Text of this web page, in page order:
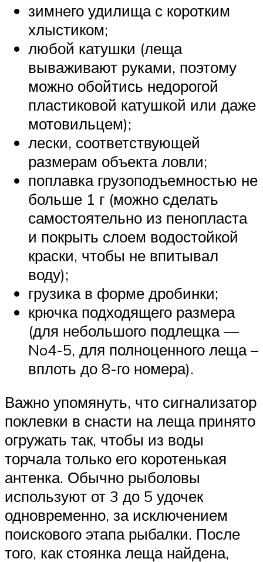
зимнего удилища с коротким
хлыстиком;
любой катушки (леща
вываживают руками, поэтому
можно обойтись недорогой
пластиковой катушкой или даже
мотовильцем);
лески, соответствующей
размерам объекта ловли;
поплавка грузоподъемностью не
больше 1 г (можно сделать
самостоятельно из пенопласта
и покрыть слоем водостойкой
краски, чтобы не впитывал
воду);
грузика в форме дробинки;
крючка подходящего размера
(для небольшого подлещка —
No4-5, для полноценного леща –
вплоть до 8-го номера).
Важно упомянуть, что сигнализатор
поклевки в снасти на леща принято
огружать так, чтобы из воды
торчала только его коротенькая
антенка. Обычно рыболовы
используют от 3 до 5 удочек
одновременно, за исключением
поискового этапа рыбалки. После
того, как стоянка леща найдена,